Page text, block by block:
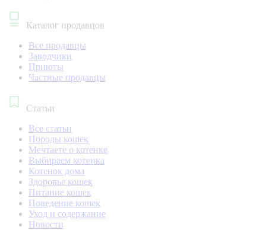
Каталог продавцов
Все продавцы
Заводчики
Приюты
Частные продавцы
Статьи
Все статьи
Породы кошек
Мечтаете о котенке
Выбираем котенка
Котенок дома
Здоровье кошек
Питание кошек
Поведение кошек
Уход и содержание
Новости